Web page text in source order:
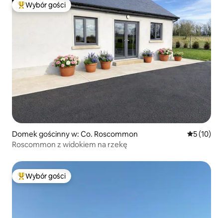
Najpopularniejsze z kategorii Wybór gości
Wybór gości
Domek gościnny w: Co. Roscommon Średnia
5 (10)
Roscommon z widokiem na rzekę
Najpopularniejsze z kategorii Wybór gości
Wybór gości